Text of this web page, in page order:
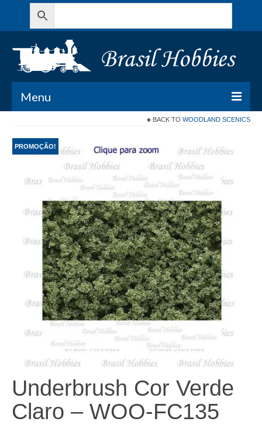
Menu
Meu Carrinho
Minha conta
Contato
BACK TO WOODLAND SCENICS
PROMOÇÃO!
Underbrush Cor Verde
Claro – WOO-FC135